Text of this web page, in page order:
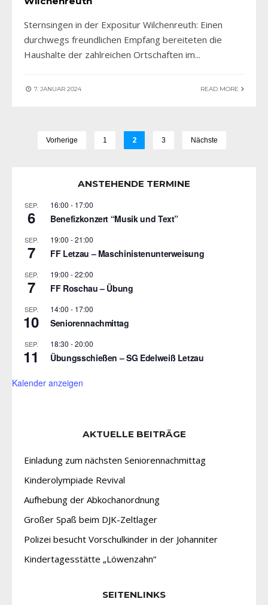
Sternsingen in der Expositur Wilchenreuth: Einen
durchwegs freundlichen Empfang bereiteten die
Haushalte der zahlreichen Ortschaften im...
7. JANUAR 2024 READ MORE
Vorherige 1 2 3 Nächste
ANSTEHENDE TERMINE
SEP.
6
16:00 - 17:00
Benefizkonzert “Musik und Text”
SEP.
7
19:00 -21:00
FF Letzau – Maschinistenunterweisung
SEP.
7
19:00 -22:00
FF Roschau – Übung
SEP.
10
14:00 - 17:00
Seniorennachmittag
SEP.
11
18:30 -20:00
Übungsschießen – SG Edelweiß Letzau
Kalender anzeigen
AKTUELLE BEITRÄGE
Einladung zum nächsten Seniorennachmittag
Kinderolympiade Revival
Aufhebung der Abkochanordnung
Großer Spaß beim DJK-Zeltlager
Polizei besucht Vorschulkinder in der Johanniter
Kindertagesstätte „Löwenzahn“
SEITENLINKS